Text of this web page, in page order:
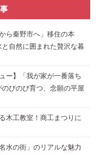
ら秦野市へ」移住の本
自然に囲まれた贅沢な暮
ー】「我が家が一番落ち
びのび育つ、念願の平屋
木工教室！商工まつりに
水の街」のリアルな魅力